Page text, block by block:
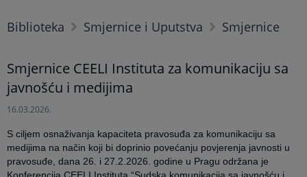
Biblioteka Smjernice i Uputstva Smjernice
Smjernice CEELI Instituta za komunikaciju sa
javnošću i medijima
16.03.2026.
S ciljem osnaživanja kapaciteta pravosuđa za komunikaciju sa
medijima na način koji bi doprinio povećanju povjerenja javnosti u
pravosuđe, dana 26. i 27.2.2026. godine u Pragu održana je